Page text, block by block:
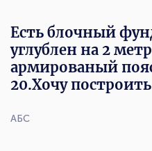
АБС
Есть блочный
углублен на 2
армированый
20.Хочу